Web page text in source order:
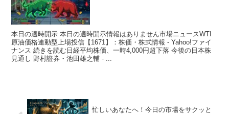
本日の適時開示 本日の適時開示情報はありません市場ニュースWTI
原油価格連動型上場投信【1671】：株価・株式情報 - Yahoo!ファイ
ナンス 続きを読む日経平均株価、一時4,000円超下落 今後の日本株
見通し 野村證券・池田雄之輔 - ...
忙しいあなたへ！今日の市場をサクッと